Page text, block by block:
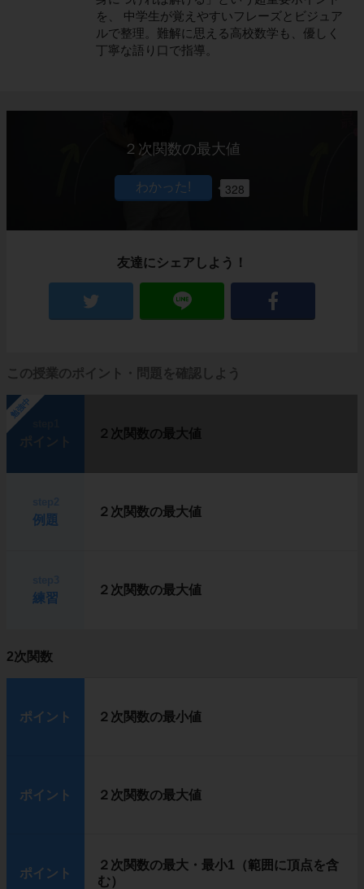
を、 中学生が覚えやすいフレーズとビジュア
ルで整理。難解に思える高校数学も、優しく
丁寧な語り口で指導。
２次関数の最大値
328
友達にシェアしよう！
この授業のポイント・問題を確認しよう
勉強中
２次関数の最大値
例題
２次関数の最大値
練習
２次関数の最大値
2次関数
ポイント ２次関数の最小値
ポイント ２次関数の最大値
ポイント
２次関数の最大・最小1（範囲に頂点を含
む）